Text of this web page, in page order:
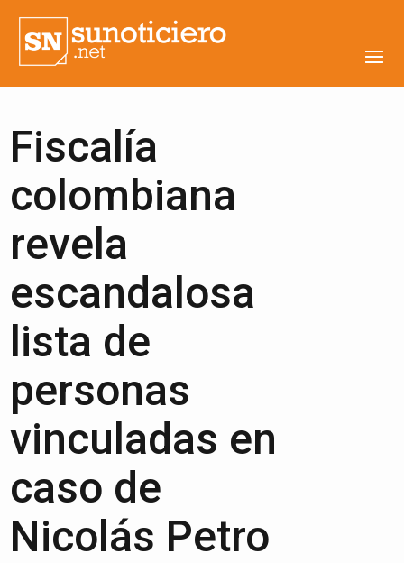
Fiscalía
colombiana
revela
escandalosa
lista de
personas
vinculadas en
caso de
Nicolás Petro